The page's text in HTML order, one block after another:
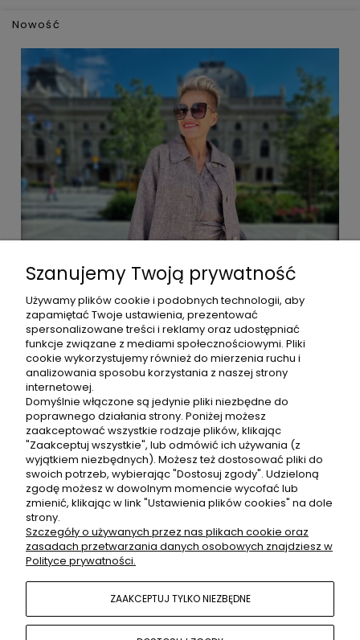
Lniany żakiet z kołnierzem beż kamienny
389,00 zł
Nowość
OBSŁUGA KLIENTA
POMOC
Szanujemy Twoją prywatność
Używamy plików cookie i podobnych technologii, aby
zapamiętać Twoje ustawienia, prezentować
spersonalizowane treści i reklamy oraz udostępniać
funkcje związane z mediami społecznościowymi. Pliki
cookie wykorzystujemy również do mierzenia ruchu i
analizowania sposobu korzystania z naszej strony
internetowej.
Domyślnie włączone są jedynie pliki niezbędne do
poprawnego działania strony. Poniżej możesz
zaakceptować wszystkie rodzaje plików, klikając
"Zaakceptuj wszystkie", lub odmówić ich używania (z
wyjątkiem niezbędnych). Możesz też dostosować pliki do
swoich potrzeb, wybierając "Dostosuj zgody". Udzieloną
zgodę możesz w dowolnym momencie wycofać lub
zmienić, klikając w link "Ustawienia plików cookies" na dole
strony.
Szczegóły o używanych przez nas plikach cookie oraz
zasadach przetwarzania danych osobowych znajdziesz w
Polityce prywatności.
ZAAKCEPTUJ TYLKO NIEZBĘDNE